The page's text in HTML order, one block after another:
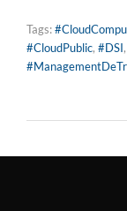
Tags:
#CloudPublic, #DSI,